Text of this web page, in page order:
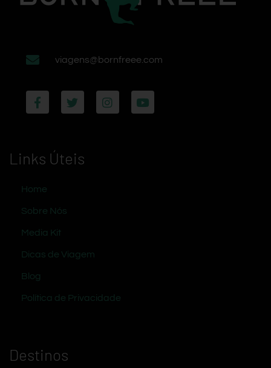
viagens@bornfreee.com
Links Úteis
Home
Sobre Nós
Media Kit
Dicas de Viagem
Blog
Política de Privacidade
Destinos